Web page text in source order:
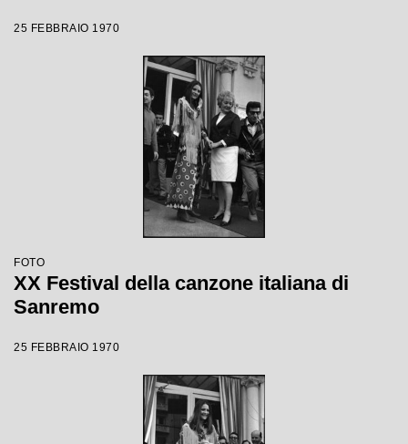
25 FEBBRAIO 1970
FOTO
XX Festival della canzone italiana di
Sanremo
25 FEBBRAIO 1970